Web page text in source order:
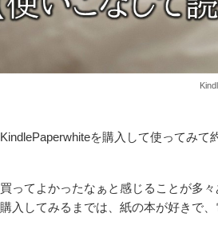
KindlePaperwhiteを購入して使ってみて
買ってよかったなぁと感じることが多々
購入してみるまでは、紙の本が好きで